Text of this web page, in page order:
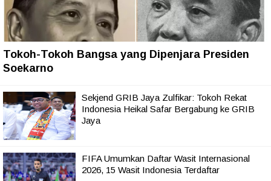
Tokoh-Tokoh Bangsa yang Dipenjara Presiden
Soekarno
Sekjend GRIB Jaya Zulfikar: Tokoh Rekat
Indonesia Heikal Safar Bergabung ke GRIB
Jaya
FIFA Umumkan Daftar Wasit Internasional
2026, 15 Wasit Indonesia Terdaftar